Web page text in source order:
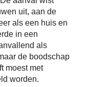
uit, aan de
als een huis en
in een
als
de boodschap
moest met
worden.